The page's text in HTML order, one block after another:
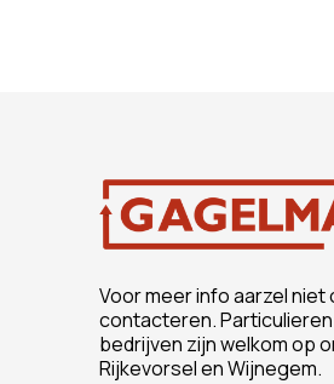
Voor meer info aarzel niet
contacteren.
bedrijven zijn welkom op
Rijkevorsel en Wijnegem.